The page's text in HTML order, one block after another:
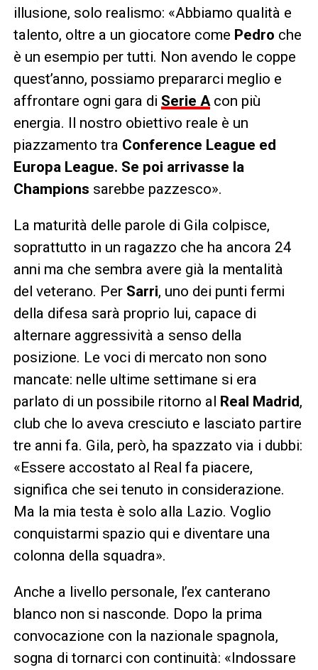
illusione, solo realismo: «Abbiamo qualità e
talento, oltre a un giocatore come Pedro che
è un esempio per tutti. Non avendo le coppe
quest’anno, possiamo prepararci meglio e
affrontare ogni gara di Serie Acon più
energia. Il nostro obiettivo reale è un
piazzamento tra Conference League ed
Europa League. Se poi arrivasse la
Champions sarebbe pazzesco».
La maturità delle parole di Gila colpisce,
soprattutto in un ragazzo che ha ancora 24
anni ma che sembra avere già la mentalità
del veterano. Per Sarri, uno dei punti fermi
della difesa sarà proprio lui, capace di
alternare aggressività a senso della
posizione. Le voci di mercato non sono
mancate: nelle ultime settimane si era
parlato di un possibile ritorno al Real Madrid,
club che lo aveva cresciuto e lasciato partire
tre anni fa. Gila, però, ha spazzato via i dubbi:
«Essere accostato al Real fa piacere,
significa che sei tenuto in considerazione.
Ma la mia testa è solo alla Lazio. Voglio
conquistarmi spazio qui e diventare una
colonna della squadra».
Anche a livello personale, l’ex canterano
blanco non si nasconde. Dopo la prima
convocazione con la nazionale spagnola,
sogna di tornarci con continuità: «Indossare